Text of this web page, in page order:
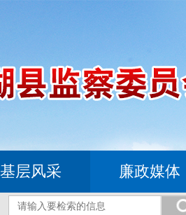
基层风采 廉政媒体